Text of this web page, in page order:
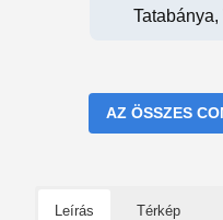
AZ ÖSSZES
Leírás Térkép